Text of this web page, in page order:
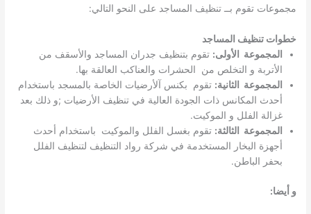
مجموعات تقوم بــ تنظيف المساجد على النحو التالي:
خطوات تنظيف المساجد
المجموعة الأولى: تقوم بتنظيف جدران المساجد والأسقف من
الأتربة و التخلص من الحشرات والعناكب العالقة بها.
المجموعة الثانية: تقوم بكنس آلأرضيات الخاصة بالمسجد باستخدام
أحدث المكانس ذات الجودة العالية في تنظيف الأرضيات ;و ذلك بعد
غزالة الفلل و الموكيت.
المجموعة الثالثة: تقوم بغسل الفلل والموكيت باستخدام أحدث
أجهزة البخار المستخدمة في شركة رواد التنظيف لتنظيف الفلل
بحفر الباطن.
و أيضا: